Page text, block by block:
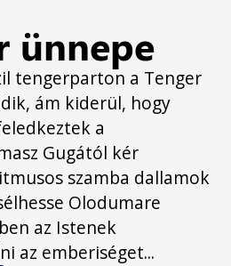
ünnepe
tengerparton a Tenger
ám kiderül, hogy
a
Gugától kér
szamba dallamok
Olodumare
az Istenek
az emberiséget...